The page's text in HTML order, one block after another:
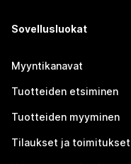
Sovellusluokat
Myyntikanavat
Tuotteiden etsiminen
Tuotteiden myyminen
Tilaukset ja toimitukset